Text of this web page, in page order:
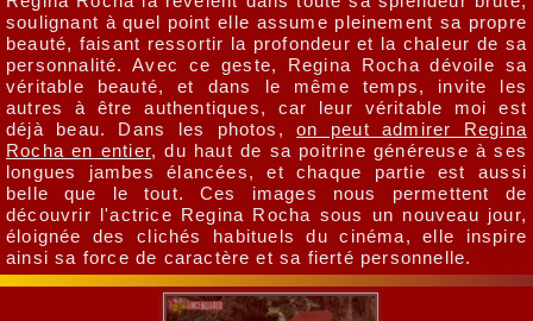
soulignant à quel point elle assume pleinement sa propre
beauté, faisant ressortir la profondeur et la chaleur de sa
personnalité. Avec ce geste, Regina Rocha dévoile sa
véritable beauté, et dans le même temps, invite les
autres à être authentiques, car leur véritable moi est
déjà beau. Dans les photos,on peut admirer Regina
Rocha en entier, du haut de sa poitrine généreuse à ses
longues jambes élancées, et chaque partie est aussi
belle que le tout. Ces images nous permettent de
découvrir l'actrice Regina Rocha sous un nouveau jour,
éloignée des clichés habituels du cinéma, elle inspire
ainsi sa force de caractère et sa fierté personnelle.